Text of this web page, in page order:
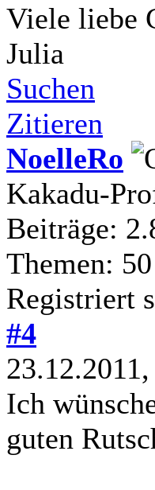
Viele liebe
Julia
Suchen
Zitieren
NoelleRo
Kakadu-
Beiträge:
Themen: 50
Registriert
#4
Ich
guten